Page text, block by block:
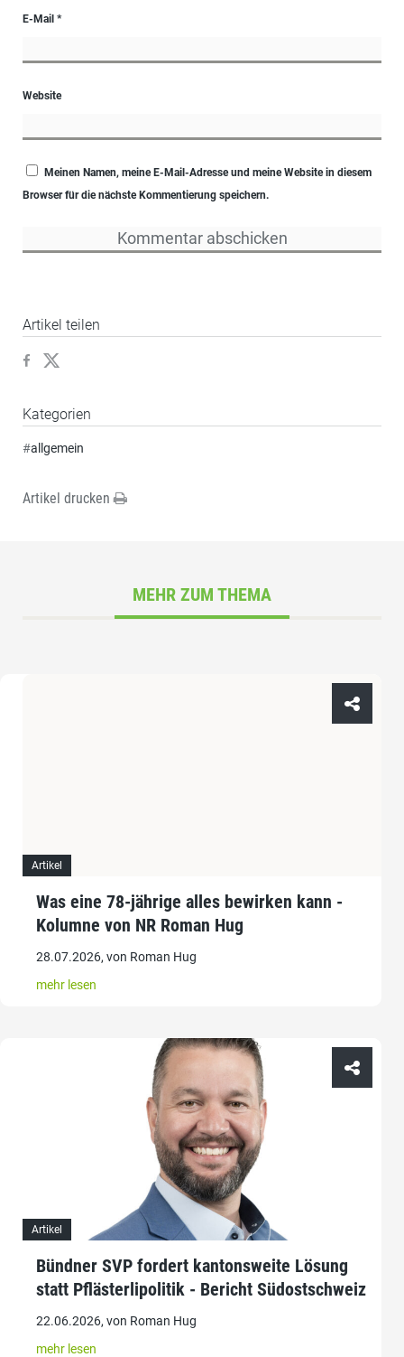
E-Mail *
Website
Meinen Namen, meine E-Mail-Adresse und meine Website in diesem
Browser für die nächste Kommentierung speichern.
Artikel teilen
Kategorien
#allgemein
Artikel drucken
MEHR ZUM THEMA
Artikel
Was eine 78-jährige alles bewirken kann -
Kolumne von NR Roman Hug
28.07.2026, von Roman Hug
mehr lesen
Artikel
Bündner SVP fordert kantonsweite Lösung
statt Pflästerlipolitik - Bericht Südostschweiz
22.06.2026, von Roman Hug
mehr lesen